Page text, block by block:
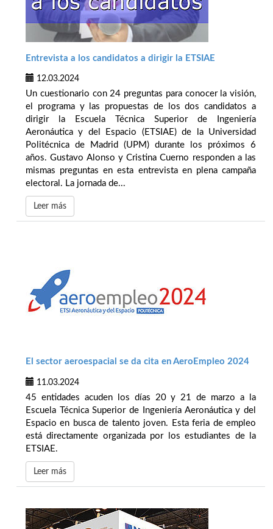
Entrevista a los candidatos a dirigir la ETSIAE
12.03.2024
Un cuestionario con 24 preguntas para conocer la visión,
el programa y las propuestas de los dos candidatos a
dirigir la Escuela Técnica Superior de Ingeniería
Aeronáutica y del Espacio (ETSIAE) de la Universidad
Politécnica de Madrid (UPM) durante los próximos 6
años. Gustavo Alonso y Cristina Cuerno responden a las
mismas preguntas en esta entrevista en plena campaña
electoral. La jornada de...
Leer más
El sector aeroespacial se da cita en AeroEmpleo 2024
11.03.2024
45 entidades acuden los días 20 y 21 de marzo a la
Escuela Técnica Superior de Ingeniería Aeronáutica y del
Espacio en busca de talento joven. Esta feria de empleo
está directamente organizada por los estudiantes de la
ETSIAE.
Leer más